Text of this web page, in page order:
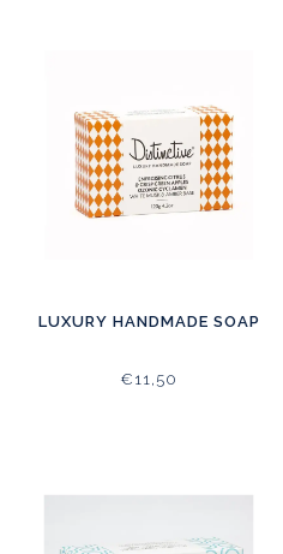
LUXURY HANDMADE SOAP
€11,50